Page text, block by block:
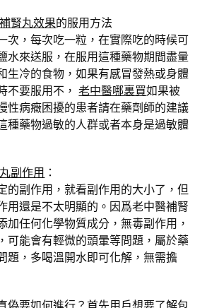
腎丸效果的服用方法
次，每次吃一粒，在實際吃的時候可
水來送服，在服用這種藥物期間盡量
生冷的食物，如果有感冒發熱或身體
不要服用不，老中醫哪裏買如果被
性病癥困擾的患者請在藥劑師的建議
種藥物過敏的人群或者本身是過敏體
副作用 ：
的副作用，就看副作用的大小了，但
用還是不太明顯的。因爲老中醫補腎
加任何化學物質成分，無毒副作用，
可能會有輕微的頭暈等問題，屬於藥
題，多喝溫開水即可化解，無需擔